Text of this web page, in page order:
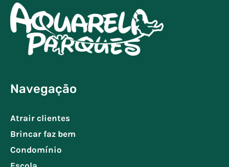
Navegação
Atrair clientes
Brincar faz bem
Condomínio